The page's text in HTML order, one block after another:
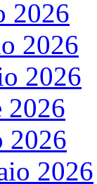
2026
2026
2026
2026
2026